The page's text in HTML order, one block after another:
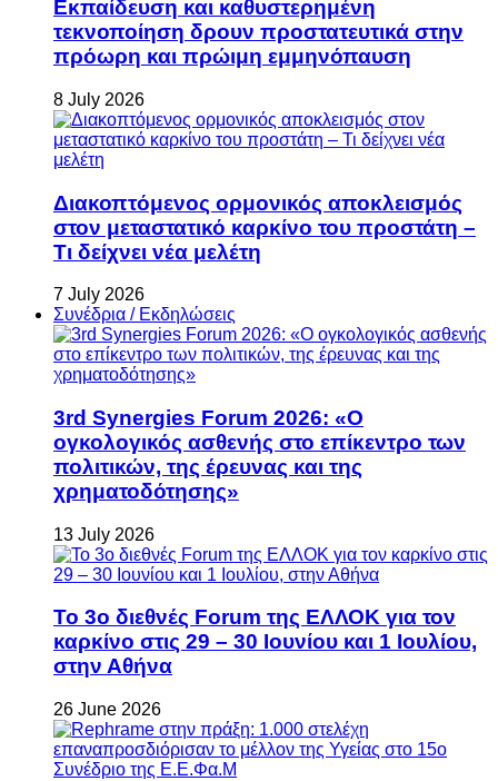
Εκπαίδευση και καθυστερημένη
τεκνοποίηση δρουν προστατευτικά στην
πρόωρη και πρώιμη εμμηνόπαυση
8 July 2026
Διακοπτόμενος ορμονικός αποκλεισμός
στον μεταστατικό καρκίνο του προστάτη –
Τι δείχνει νέα μελέτη
7 July 2026
Συνέδρια / Εκδηλώσεις
3rd Synergies Forum 2026: «Ο
ογκολογικός ασθενής στο επίκεντρο των
πολιτικών, της έρευνας και της
χρηματοδότησης»
13 July 2026
Το 3ο διεθνές Forum της ΕΛΛΟΚ για τον
καρκίνο στις 29 – 30 Ιουνίου και 1 Ιουλίου,
στην Αθήνα
26 June 2026